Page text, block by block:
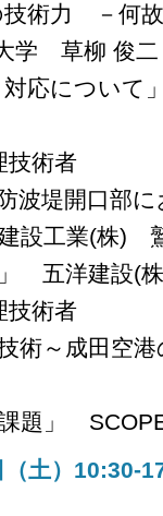
術力 －何故
学 草柳 俊
応について
技術者
波堤開口部
建設工業(株
五洋建設(
技術者
術～成田空
題」
（土）